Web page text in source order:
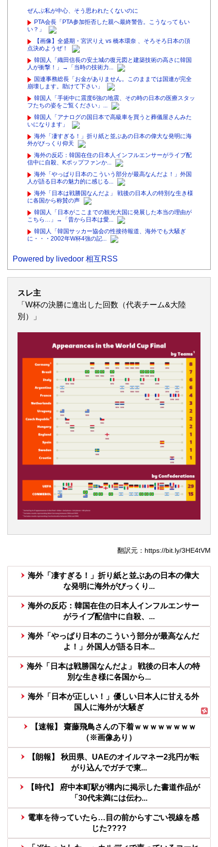
ぜんぶ私が中心、そう思われたくないのに
PTA会長「PTA参加拒否した親へ最終警告。こうなってもい
い？」
【画像】全盛期・宮沢りえ vs 橋本環奈 、そろそろ日本の頂
点決めようぜ！
韓国人「織田信長の安土城の復元図と建築技術の高さに韓国
人が衝撃！」→「当時の技術力...
国連事務総長「お金がありません。このままでは国連が完全
崩壊します。助けて下さい」
韓国人「手術中に震度6強の地震、その時の日本の医療スタッ
フたちの姿をご覧ください」...
韓国人「アナログの国日本で高級車を買うと葬儀屋さんみた
いになります」
海外「凄すぎる！」折り紙と並ぶあの日本の偉大な発明に海
外がびっくり仰天
海外の反応：韓国在住の日本人インフルエンサーがライブ配
信中に自殺、Kポップファンか...
海外「やっぱり日本のこういう部分が最高なんだよ！」外国
人が語る日本の魅力的に感じる...
海外「日本は戦勝国なんだよ」 戦後の日本人の特別な生き様
に各国から称賛の声
韓国人「日本がここまでの観光大国に発展した本当の理由が
こちら…」→「昔から日本は愛...
韓国人「韓国サッカー協会の性接待報道、海外でも大騒ぎ
に・・・2002年W杯4強の記...
Powered by livedoor 相互RSS
スレ主
「W杯の決勝に進出した回数（代表チーム&大陸
別）」
翻訳元：https://bit.ly/3HE4tVM
海外「凄すぎる！」折り紙と並ぶあの日本の偉大
な発明に海外がびっくり...
海外の反応：韓国在住の日本人インフルエンサー
がライブ配信中に自殺、...
海外「やっぱり日本のこういう部分が最高なんだ
よ！」外国人が語る日本...
海外「日本は戦勝国なんだよ」 戦後の日本人の特
別な生き様に各国から...
海外「日本が正しい！」優しい日本人に甘える外
国人に海外が大騒ぎ
【速報】 齋藤飛鳥さんの下着ｗｗｗｗｗｗｗｗ
（※画像あり）
【朗報】 秋田県、UAEのオイルマネー2兆円が転
がり込んでガチで東...
【時代】 府中本町駅が構内に掲示した書道作品が
「30代未満には伝わ...
電車を待っていたら…目の前からすごい視線を感
じた????